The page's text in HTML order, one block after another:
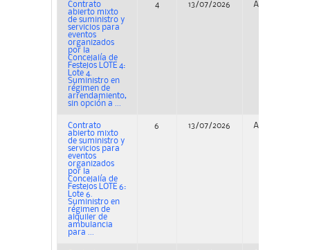
Contrato
abierto mixto
de suministro y
servicios para
eventos
organizados
por la
Concejalía de
Festejos LOTE 4:
Lote 4.
Suministro en
régimen de
arrendamiento,
sin opción a ...
4 13/07/2026 Adjudicación
Contrato
abierto mixto
de suministro y
servicios para
eventos
organizados
por la
Concejalía de
Festejos LOTE 6:
Lote 6.
Suministro en
régimen de
alquiler de
ambulancia
para ...
6 13/07/2026 Adjudicación